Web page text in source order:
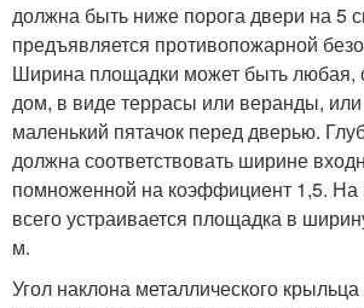
должна быть ниже порога двери на 5
предъявляется противопожарной
Ширина площадки может быть любая,
дом, в виде террасы или веранды,
маленький пятачок перед дверью.
должна соответствовать ширине
помноженной на коэффициент 1,5. На
всего устраивается площадка в
м.
Угол наклона металлического